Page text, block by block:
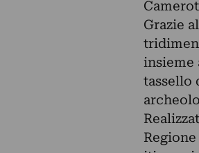
Grazie
insieme
tassello